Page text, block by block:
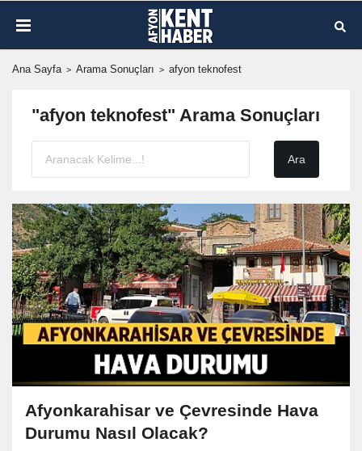
Ana Sayfa Arama Sonuçları afyon teknofest
"afyon teknofest" Arama Sonuçları
Afyonkarahisar ve Çevresinde Hava
Durumu Nasıl Olacak?